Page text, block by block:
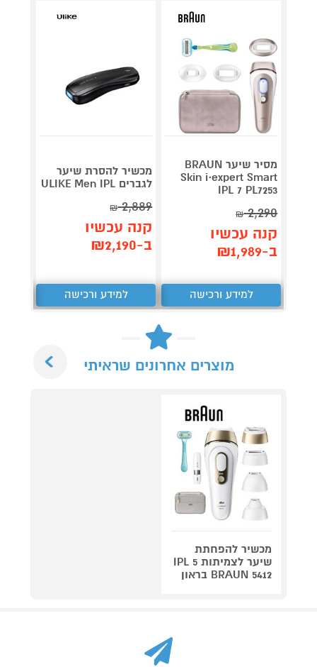
מסיר שיער BRAUN
Skin i·expert Smart
IPL 7 PL7253
2,290
₪
קנה עכשיו
ב-₪1,989
למידע ורכישה
מכשיר להסרת שיער
לגברים ULIKE Men IPL
2,889
₪
קנה עכשיו
ב-₪2,190
למידע ורכישה
מוצרים אחרונים שראיתי
מכשיר להפחתת
שיער לצמיתות IPL 5
BRAUN 5412 בראון